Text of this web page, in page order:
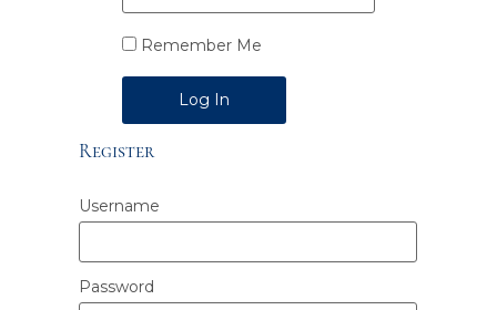
Remember Me
Alternative:
Register
Username
Password